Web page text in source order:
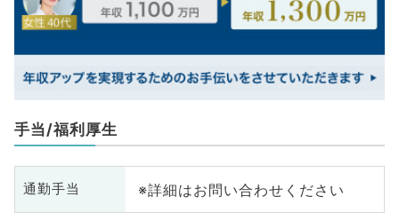
手当/福利厚生
通勤手当 ※詳細はお問い合わせください